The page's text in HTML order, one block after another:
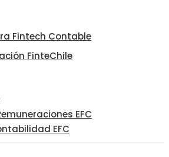
Fintech Contable
FinteChile
EFC
EFC